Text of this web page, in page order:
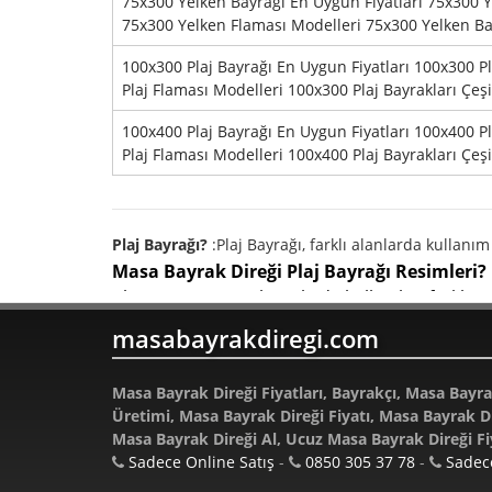
75x300 Yelken Flaması Modelleri 75x300 Yelken
100x300 Plaj Bayrağı En Uygun Fiyatları 100x300
Plaj Flaması Modelleri 100x300 Plaj Bayrakları
100x400 Plaj Bayrağı En Uygun Fiyatları 100x400
Plaj Flaması Modelleri 100x400 Plaj Bayrakları
Plaj Bayrağı? :Plaj Bayrağı, farklı alanlarda
Plaj Bayrağı Ölçüleri?:Plaj Bayrağı ölçüleri,
Plaj Bayrağı Ölçüsü? :Plaj Bayrağı ölçüsü,
Plaj Bayrağı Satışları?:Plaj Bayrağı satışları,
Plaj Bayrağı İmalatı?:Plaj Bayrağı imalatı, kalite
Plaj Bayrağı Çeşitleri?:Plaj Bayrağı çeşitleri,
Plaj Bayrağı Üretimi?:Plaj Bayrağı üretimi, kalite
Plaj Bayrağı Satış Yerleri?
:Plaj Bayrağı satış
Plaj Bayrağı Üretimi ve Satışı? :Plaj Bayrağı
Masa Bayrak Direği Plaj Bayrağı Resimleri?
Plaj Bayrağı resimleri plajda kullanılan farklı
Masa Bayrak Direği Plaj Bayrağı Satış Fiyatı?
Plaj Bayrağı satış fiyatı modeline ve
Plaj Bayrağı özellikleri arasında
Masa Bayrak Direği Plaj Bayrağı Satışı?
Plaj Bayrağı satışı birçok farklı yerde
masabayrakdiregi.com
Masa Bayrak Direği Fiyatları, Bayrakçı, Masa
Üretimi, Masa Bayrak Direği Fiyatı, Masa Bayrak
Masa Bayrak Direği Al, Ucuz Masa Bayrak Direği
Sadece Online Satış - 0850 305 37 78 -